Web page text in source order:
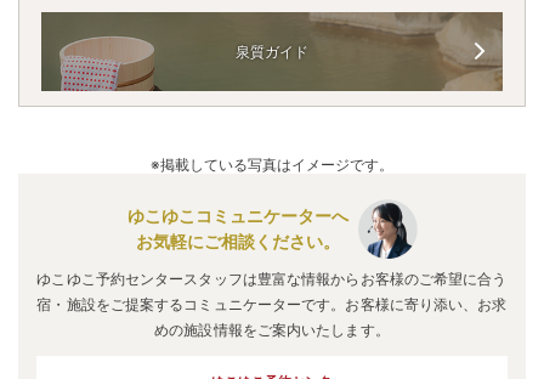
泉質ガイド
※掲載している写真はイメージです。
ゆこゆこコミュニケーターへ
お気軽にご相談ください。
ゆこゆこ予約センタースタッフは豊富な情報からお客様のご希望に合う
宿・施設をご提案するコミュニケーターです。お客様に寄り添い、お求
めの施設情報をご案内いたします。